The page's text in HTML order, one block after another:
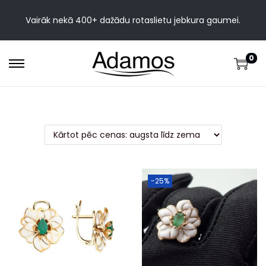
Vairāk nekā 400+ dažādu rotaslietu jebkura gaumei.
0
-25%